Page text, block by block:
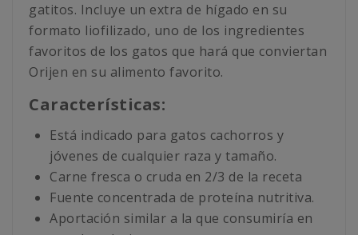
gatitos. Incluye un extra de hígado en su
formato liofilizado, uno de los ingredientes
favoritos de los gatos que hará que conviertan
Orijen en su alimento favorito.
Características:
Está indicado para gatos cachorros y
jóvenes de cualquier raza y tamaño.
Carne fresca o cruda en 2/3 de la receta
Fuente concentrada de proteína nutritiva.
Aportación similar a la que consumiría en